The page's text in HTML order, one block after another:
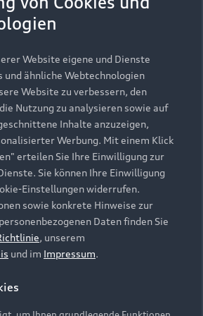
Rechte vorbehalten
Hinweisgebersystem
Barrierefreiheit
EU Data Act
Website eigene und Dienste
und ähnliche Webtechnologien
Website zu verbessern, den
Nutzung zu analysieren sowie auf
Inhalte anzuzeigen,
Werbung. Mit einem Klick
erteilen Sie Ihre Einwilligung zur
Sie können Ihre Einwilligung
Einstellungen widerrufen.
sowie konkrete Hinweise zur
Daten finden Sie
, unserem
und im Impressum.